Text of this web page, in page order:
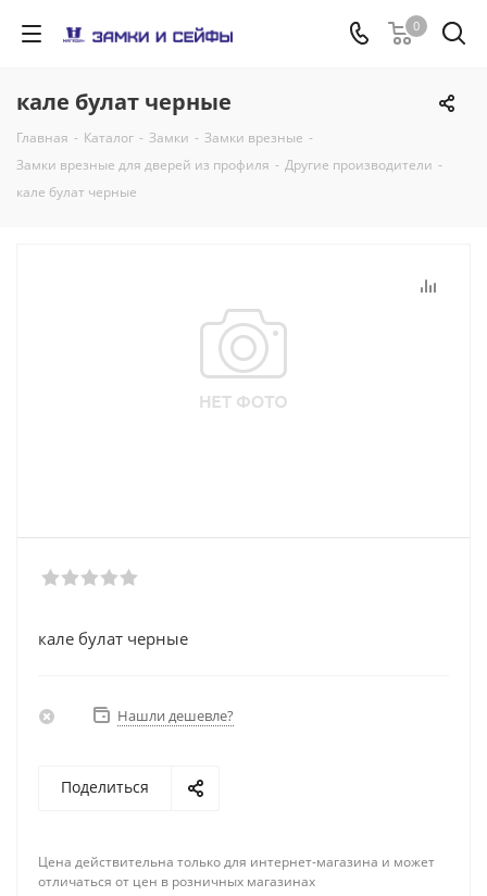
0
кале булат черные
Главная - Каталог - Замки - Замки врезные -
Замки врезные для дверей из профиля - Другие производители -
кале булат черные
кале булат черные
Нашли дешевле?
Поделиться
Цена действительна только для интернет-магазина и может
отличаться от цен в розничных магазинах